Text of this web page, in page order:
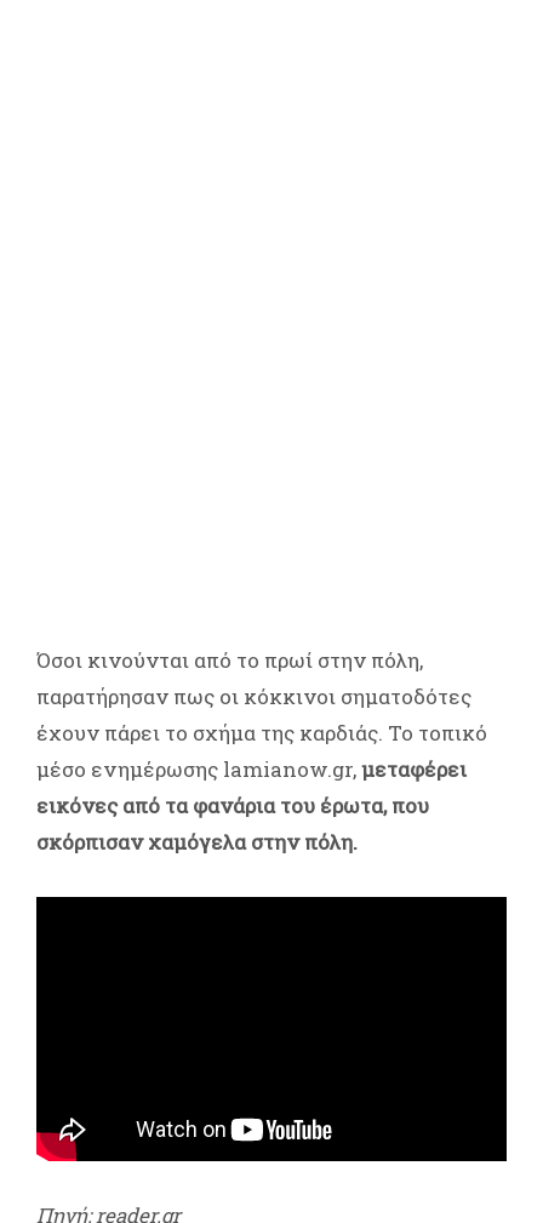
Όσοι κινούνται από το πρωί στην πόλη,
παρατήρησαν πως οι κόκκινοι σηματοδότες
έχουν πάρει το σχήμα της καρδιάς. Το τοπικό
μέσο ενημέρωσης lamianow.gr,μεταφέρει
εικόνες από τα φανάρια του έρωτα, που
σκόρπισαν χαμόγελα στην πόλη.
Πηγή: reader.gr